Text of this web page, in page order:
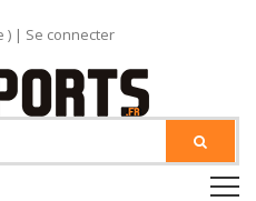
) | Se connecter